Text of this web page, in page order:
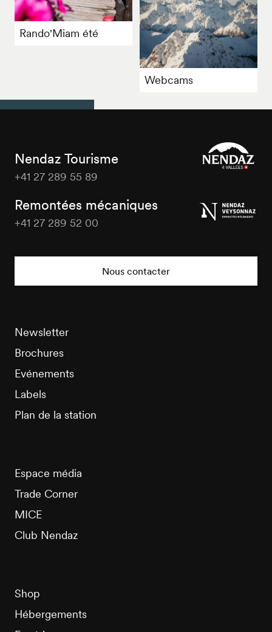
Rando'Miam été
Webcams
Nendaz Tourisme
+41 27 289 55 89
Remontées mécaniques
+41 27 289 52 00
Nous contacter
Newsletter
Brochures
Evénements
Labels
Plan de la station
Espace média
Trade Corner
MICE
Club Nendaz
Shop
Hébergements